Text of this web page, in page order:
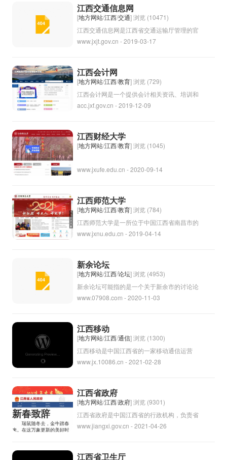
息。列车时刻表是旅客乘坐火车出行的重要参
考资料，可以帮助旅客了解列车的班次、发车
时间和到达时间，从而合理安排行程并提前做
好出行准备。
江西交通信息网
[地方网站/江西/交通] 浏览 (10471)
江西交通信息网是江西省交通运输厅管理的官
方网站，为公众提供江西省内交通信息、交通
网站了解江西省的交通发展情况、交通政策法
规、交通规划以及实时交通状况等内容。同
时，用户还可以通过该网站查询车辆违章信
息、道路交通拥堵信息等实用信息，方便大家
www.jxjt.gov.cn - 2019-03-17
江西会计网
[地方网站/江西/教育] 浏览 (729)
江西会计网是一个提供会计相关资讯、培训和
服务的网站，可能是针对江西省地区的会计人
提供注册会计师（CPA）考试资讯、财会培训
课程、税务政策解读、财务软件推荐等内容。
acc.jxf.gov.cn - 2019-12-09
江西财经大学
[地方网站/江西/教育] 浏览 (1045)
www.jxufe.edu.cn - 2020-09-14
江西师范大学
[地方网站/江西/教育] 浏览 (784)
江西师范大学是一所位于中国江西省南昌市的
综合性师范大学，前身是创办于1940年的中
师范学院，1993年更名为江西师范大学。学
校设有文学、历史、哲学、理学、工学、教育
学、法学、经济学、管理学、艺术学等学科，
是江西省具有一定影响力的重点高校之一。学
的教师和人才。
www.jxnu.edu.cn - 2019-04-14
新余论坛
[地方网站/江西/论坛] 浏览 (4953)
新余论坛可能指的是一个关于新余市的讨论论
坛，用来讨论新余市的各种话题，例如生活、
以分享自己的看法、经验和信息，也可以互相
交流，建立社区联系。通过这种方式，可以让
社区成员更加了解新余市，促进社区的发展和
俯协。
www.07908.com - 2020-11-03
江西移动
[地方网站/江西/通信] 浏览 (1300)
江西移动是中国江西省的一家移动通信运营
商，是中国移动的全资子公司之一。江西移动
动致力于为用户提供高质量的通信服务，努力
满足用户的需求。
www.jx.10086.cn - 2021-02-28
江西省政府
[地方网站/江西/政府] 浏览 (9301)
江西省政府是中国江西省的行政机构，负责省
内政务管理和决策。江西省政府的主要职责包
社会福利政策等，促进经济社会发展，保障人
www.jiangxi.gov.cn - 2021-04-26
江西省卫生厅